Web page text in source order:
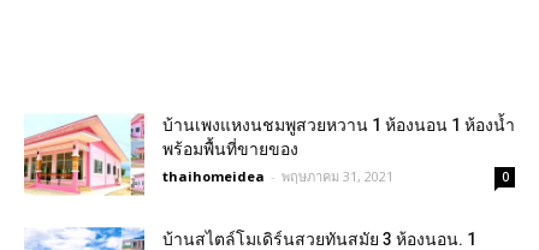
บ้านเพงแหงนชมพูสวยหวาน 1 ห้องนอน 1 ห้องน้ำ
พร้อมพื้นที่ขายของ
thaihomeidea - พฤษภาคม 31, 2021 0
บ้านสไตล์โมเดิร์นสวยทันสมัย 3 ห้องนอน. 1